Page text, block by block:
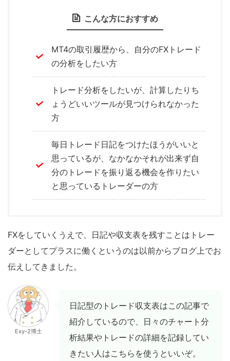
こんな方におすすめ
MT4の取引履歴から、自分のFXトレード
の分析をしたい方
トレード分析をしたいが、計算したりち
ょうどいいツールが見つけられなかった
方
毎日トレード日記をつけたほうがいいと
思っているが、なかなかそれが出来ず自
分のトレードを振り返る機会を作りたい
と思っているトレーダーの方
FXをしていくうえで、日記や収支表を残すことはトレー
ダーとしてプラスに働くというのは以前からブログ上でお
伝えしてきました。
Exy-2博士
日記型のトレード収支表はこの記事で
紹介しているので、日々のチャート分
析結果やトレードの詳細を記録してい
きたい人はこちらを使うといいぞ。